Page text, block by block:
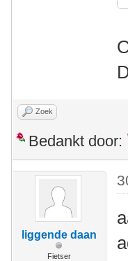
Zoek
Bedankt door:
liggende daan
Fietser